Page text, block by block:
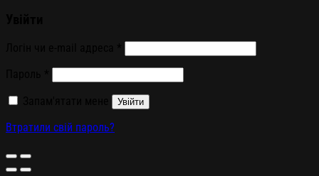
Увійти
Втратили свій пароль?